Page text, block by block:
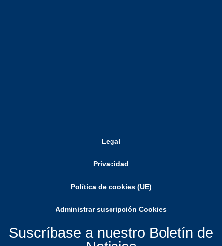
Legal
Privacidad
Política de cookies (UE)
Administrar suscripción Cookies
Suscríbase a nuestro Boletín de